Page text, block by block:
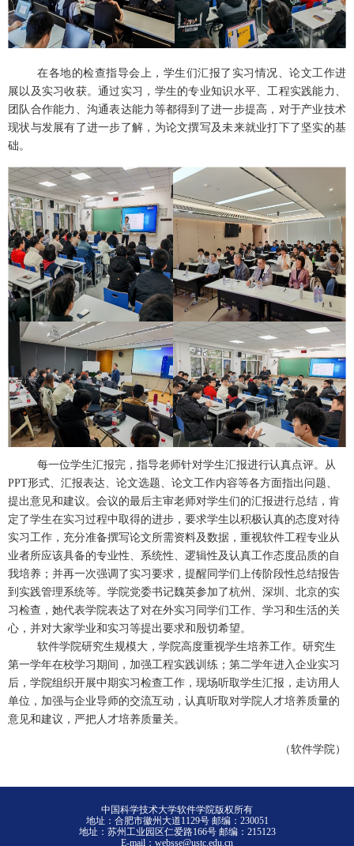
在各地的检查指导会上，学生们汇报了实习情况、论文工作进
展以及实习收获。通过实习，学生的专业知识水平、工程实践能力、
团队合作能力、沟通表达能力等都得到了进一步提高，对于产业技术
现状与发展有了进一步了解，为论文撰写及未来就业打下了坚实的基
础。
每一位学生汇报完，指导老师针对学生汇报进行认真点评。从
PPT形式、汇报表达、论文选题、论文工作内容等各方面指出问题、
提出意见和建议。会议的最后主审老师对学生们的汇报进行总结，肯
定了学生在实习过程中取得的进步，要求学生以积极认真的态度对待
实习工作，充分准备撰写论文所需资料及数据，重视软件工程专业从
业者所应该具备的专业性、系统性、逻辑性及认真工作态度品质的自
我培养；并再一次强调了实习要求，提醒同学们上传阶段性总结报告
到实践管理系统等。学院党委书记魏英参加了杭州、深圳、北京的实
习检查，她代表学院表达了对在外实习同学们工作、学习和生活的关
心，并对大家学业和实习等提出要求和殷切希望。
软件学院研究生规模大，学院高度重视学生培养工作。研究生
第一学年在校学习期间，加强工程实践训练；第二学年进入企业实习
后，学院组织开展中期实习检查工作，现场听取学生汇报，走访用人
单位，加强与企业导师的交流互动，认真听取对学院人才培养质量的
意见和建议，严把人才培养质量关。
（软件学院）
中国科学技术大学软件学院版权所有
地址：合肥市徽州大道1129号 邮编：230051
地址：苏州工业园区仁爱路166号 邮编：215123
E-mail：websse@ustc.edu.cn